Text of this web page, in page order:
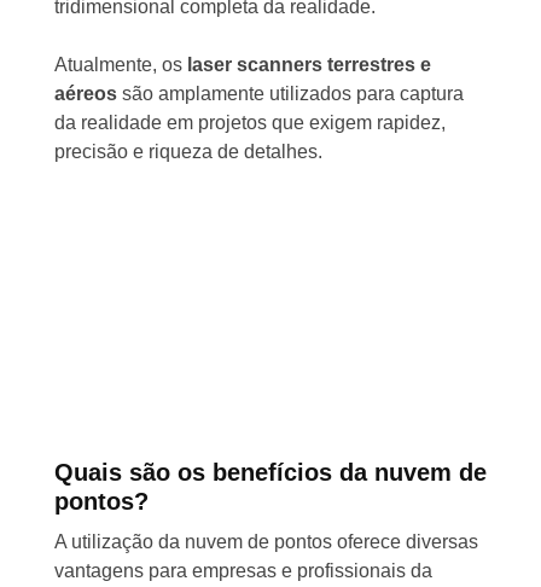
tridimensional completa da realidade.
Atualmente, os laser scanners terrestres e
aéreossão amplamente utilizados para captura
da realidade em projetos que exigem rapidez,
precisão e riqueza de detalhes.
Quais são os benefícios da nuvem de
pontos?
A utilização da nuvem de pontos oferece diversas
vantagens para empresas e profissionais da